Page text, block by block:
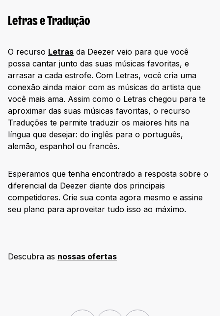
Letras e Tradução
O recurso Letras da Deezer veio para que você
possa cantar junto das suas músicas favoritas, e
arrasar a cada estrofe. Com Letras, você cria uma
conexão ainda maior com as músicas do artista que
você mais ama. Assim como o Letras chegou para te
aproximar das suas músicas favoritas, o recurso
Traduções te permite traduzir os maiores hits na
língua que desejar: do inglês para o português,
alemão, espanhol ou francês.
Esperamos que tenha encontrado a resposta sobre o
diferencial da Deezer diante dos principais
competidores. Crie sua conta agora mesmo e assine
seu plano para aproveitar tudo isso ao máximo.
Descubra as nossas ofertas